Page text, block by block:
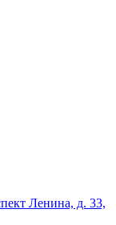
Ленина, д. 33,